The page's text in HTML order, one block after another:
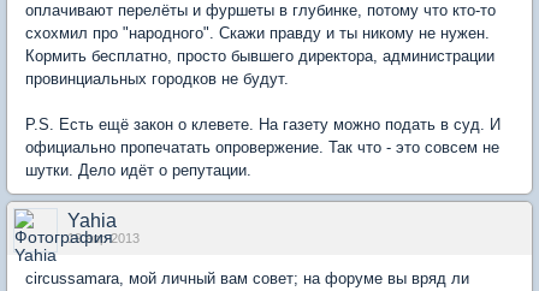
оплачивают перелёты и фуршеты в глубинке, потому что кто-то
схохмил про "народного". Скажи правду и ты никому не нужен.
Кормить бесплатно, просто бывшего директора, администрации
провинциальных городков не будут.
P.S. Есть ещё закон о клевете. На газету можно подать в суд. И
официально пропечатать опровержение. Так что - это совсем не
шутки. Дело идёт о репутации.
Yahia
19 апр 2013
circussamara, мой личный вам совет; на форуме вы вряд ли